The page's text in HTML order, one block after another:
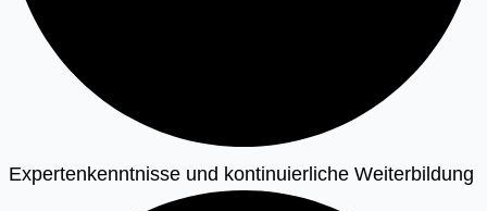
Expertenkenntnisse und kontinuierliche Weiterbildung